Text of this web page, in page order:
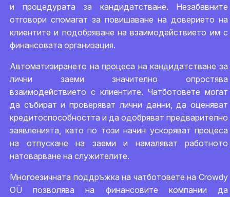
и процедурата за кандидатстване. Незабавните
отговори спомагат за повишаване на доверието на
клиентите и подобряване на взаимодействието им с
финансовата организация.
Автоматизирането на процеса на кандидатстване за
лични заеми значително опростява
взаимодействието с клиентите. Чатботовете могат
да събират и проверяват лични данни, да оценяват
кредитоспособността и да одобряват предварително
заявленията, като по този начин ускоряват процеса
на отпускане на заеми и намаляват работното
натоварване на служителите.
Многоезичната поддръжка на чатботовете на Crowdy
OÜ позволява на финансовите компании да